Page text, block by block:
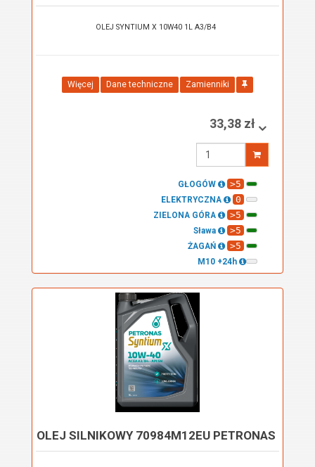
OLEJ SYNTIUM X 10W40 1L A3/B4
Więcej Dane techniczne Zamienniki
33,38 zł
GŁOGÓW >5
ELEKTRYCZNA 0
ZIELONA GÓRA >5
Sława >5
ŻAGAŃ >5
M10 +24h
OLEJ SILNIKOWY 70984M12EU PETRONAS